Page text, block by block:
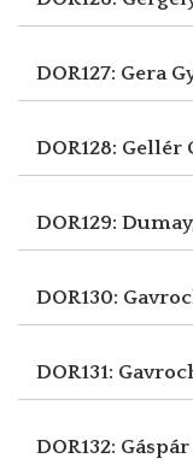
DOR127: Gera
DOR128: Gellér
DOR129:
DOR130:
DOR131:
DOR132: